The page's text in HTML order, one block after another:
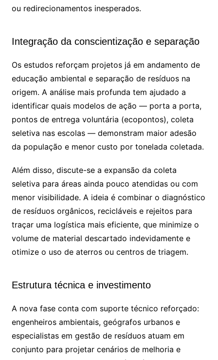
ou redirecionamentos inesperados.
Integração da conscientização e separação
Os estudos reforçam projetos já em andamento de
educação ambiental e separação de resíduos na
origem. A análise mais profunda tem ajudado a
identificar quais modelos de ação — porta a porta,
pontos de entrega voluntária (ecopontos), coleta
seletiva nas escolas — demonstram maior adesão
da população e menor custo por tonelada coletada.
Além disso, discute-se a expansão da coleta
seletiva para áreas ainda pouco atendidas ou com
menor visibilidade. A ideia é combinar o diagnóstico
de resíduos orgânicos, recicláveis e rejeitos para
traçar uma logística mais eficiente, que minimize o
volume de material descartado indevidamente e
otimize o uso de aterros ou centros de triagem.
Estrutura técnica e investimento
A nova fase conta com suporte técnico reforçado:
engenheiros ambientais, geógrafos urbanos e
especialistas em gestão de resíduos atuam em
conjunto para projetar cenários de melhoria e